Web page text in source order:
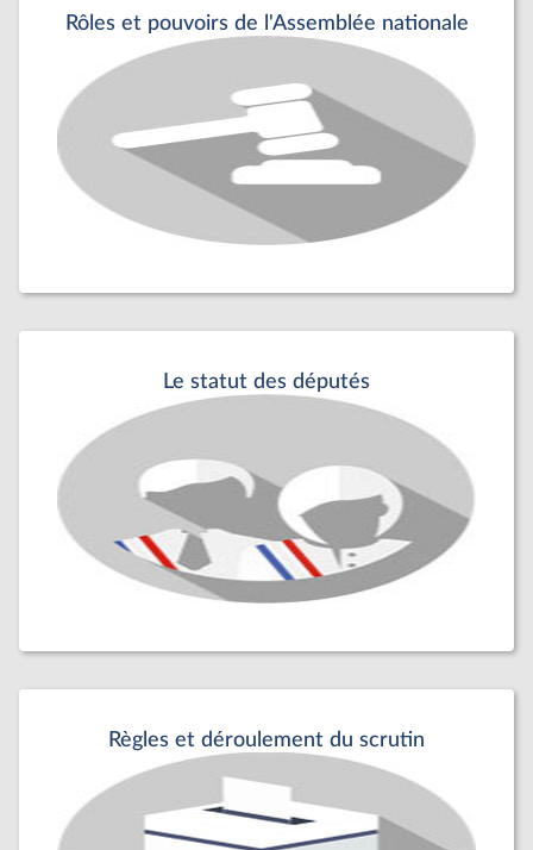
Rôles et pouvoirs de l'Assemblée nationale
Le statut des députés
Règles et déroulement du scrutin